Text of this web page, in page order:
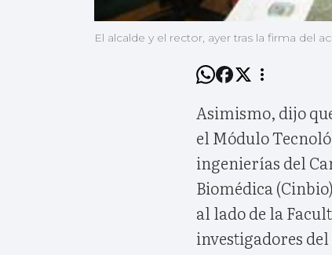
El alcalde y el rector, ayer tras la firma del
Asimismo, dijo
el Módulo
ingenierías del
Biomédica
al lado de la
investigadores